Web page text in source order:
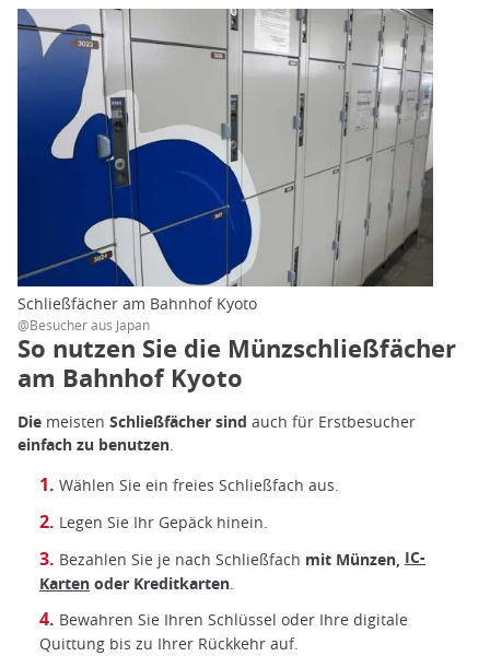
Schließfächer am Bahnhof Kyoto
@Besucher aus Japan
So nutzen Sie die Münzschließfächer
am Bahnhof Kyoto
Die meisten Schließfächer sind auch für Erstbesucher
einfach zu benutzen.
Wählen Sie ein freies Schließfach aus.
Legen Sie Ihr Gepäck hinein.
Bezahlen Sie je nach Schließfach mit Münzen, IC-
Karten oder Kreditkarten.
Bewahren Sie Ihren Schlüssel oder Ihre digitale
Quittung bis zu Ihrer Rückkehr auf.